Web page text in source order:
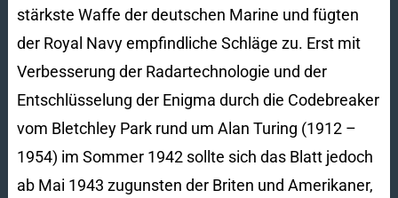
stärkste Waffe der deutschen Marine und fügten
der Royal Navy empfindliche Schläge zu. Erst mit
Verbesserung der Radartechnologie und der
Entschlüsselung der Enigma durch die Codebreaker
vom Bletchley Park rund um Alan Turing (1912 –
1954) im Sommer 1942 sollte sich das Blatt jedoch
ab Mai 1943 zugunsten der Briten und Amerikaner,